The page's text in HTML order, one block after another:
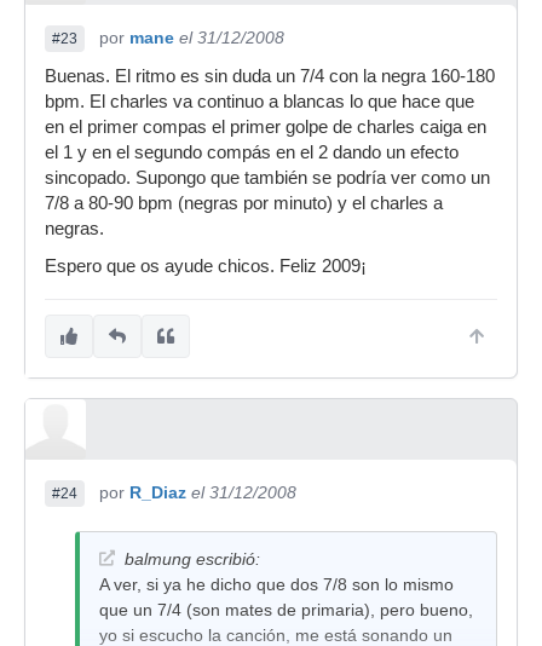
#23 por mane el 31/12/2008
Buenas. El ritmo es sin duda un 7/4 con la negra 160-180
bpm. El charles va continuo a blancas lo que hace que
en el primer compas el primer golpe de charles caiga en
el 1 y en el segundo compás en el 2 dando un efecto
sincopado. Supongo que también se podría ver como un
7/8 a 80-90 bpm (negras por minuto) y el charles a
negras.
Espero que os ayude chicos. Feliz 2009¡
#24 por R_Diaz el 31/12/2008
balmung escribió:
A ver, si ya he dicho que dos 7/8 son lo mismo
que un 7/4 (son mates de primaria), pero bueno,
yo si escucho la canción, me está sonando un